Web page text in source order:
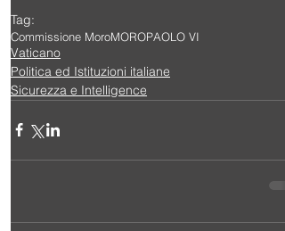
Tag:
Commissione MoroMOROPAOLO VI
Vaticano
Politica ed Istituzioni italiane
Sicurezza e Intelligence